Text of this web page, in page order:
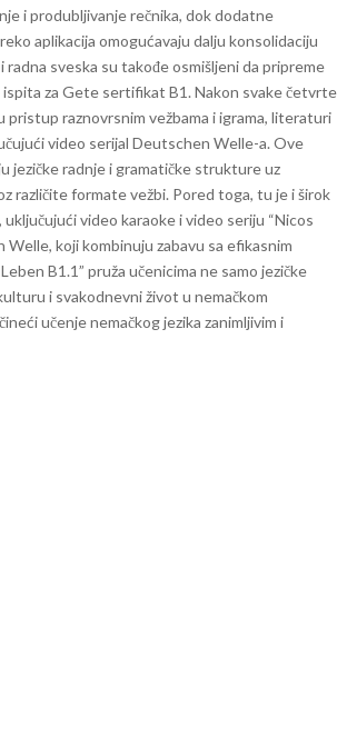
i produbljivanje rečnika, dok dodatne
aplikacija omogućavaju dalju konsolidaciju
radna sveska su takođe osmišljeni da pripreme
ispita za Gete sertifikat B1. Nakon svake četvrte
pristup raznovrsnim vežbama i igrama, literaturi
video serijal Deutschen Welle-a. Ove
jezičke radnje i gramatičke strukture uz
različite formate vežbi. Pored toga, tu je i širok
video karaoke i video seriju “Nicos
koji kombinuju zabavu sa efikasnim
B1.1” pruža učenicima ne samo jezičke
i svakodnevni život u nemačkom
učenje nemačkog jezika zanimljivim i